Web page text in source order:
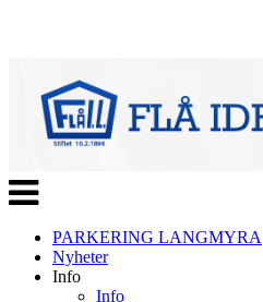
Veksle
navigasjon
PARKERING LANGMYRA
Nyheter
Info
Info